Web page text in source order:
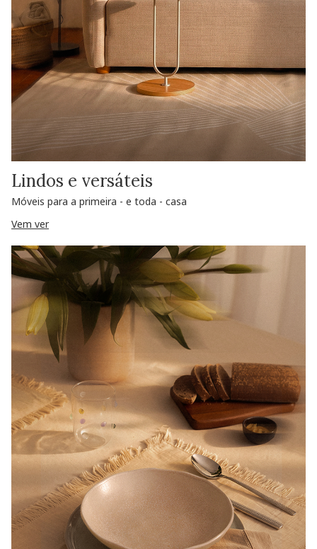
Lindos e versáteis
Móveis para a primeira - e toda - casa
Vem ver